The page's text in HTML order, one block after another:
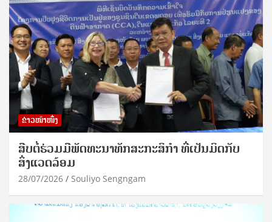
ຂ່າວໜ້າໜຶ່ງ
ສືບຕໍ່ຮ່ວມມືພັດທະນາທັກສະກະສິກຳ ທີ່ເປັນມິດກັບ
ສິ່ງແວດລ້ອມ
28/07/2026 Souliyo Sengngam